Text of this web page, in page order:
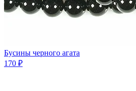
Бусины черного агата
170 ₽